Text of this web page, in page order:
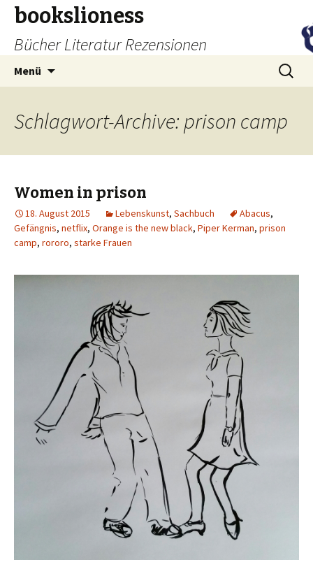
bookslioness
Bücher Literatur Rezensionen
Menü
Suchen
nach:
Schlagwort-Archive: prison camp
Women in prison
18. August 2015 Lebenskunst, Sachbuch Abacus,
Gefängnis, netflix, Orange is the new black, Piper Kerman, prison
camp, rororo, starke Frauen